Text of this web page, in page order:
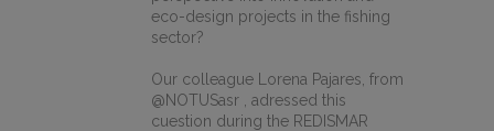
eco-design projects in the fishing
sector?
Our colleague Lorena Pajares, from
@NOTUSasr , adressed this
cuestion during the REDISMAR